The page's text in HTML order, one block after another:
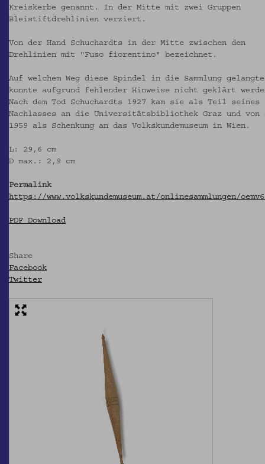
Kreiskerbe genannt. In der Mitte mit zwei Gruppen
Bleistiftdrehlinien verziert.
Von der Hand Schuchardts in der Mitte zwischen den
Drehlinien mit "Fuso fiorentino" bezeichnet.
Auf welchem Weg diese Spindel in die Sammlung
konnte aufgrund fehlender Hinweise nicht geklärt
Nach dem Tod Schuchardts 1927 kam sie als Teil seines
Nachlasses an die Universitätsbibliothek Graz und von
1959 als Schenkung an das Volkskundemuseum in Wien.
L: 29,6 cm
D max.: 2,9 cm
Permalink
https://www.volkskundemuseum.at/onlinesammlungen/
PDF Download
Share
Facebook
Twitter